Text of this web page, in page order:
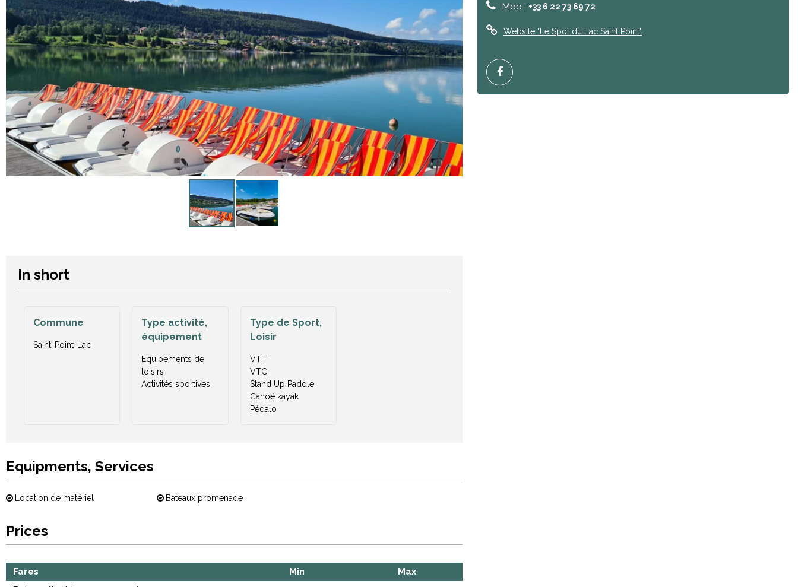
In short
Commune
Saint-Point-Lac
Type activité,
équipement
Equipements de
loisirs
Activités sportives
Type de Sport,
Loisir
VTT
VTC
Stand Up Paddle
Canoé kayak
Pédalo
Equipments, Services
Location de matériel Bateaux promenade
Mob : +33 6 22 73 69 72
Website "Le Spot du Lac Saint Point"
Prices
Fares Min
Max